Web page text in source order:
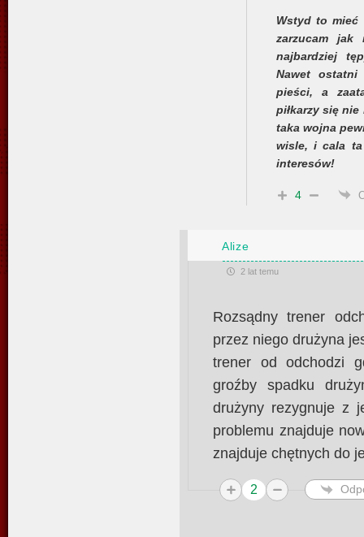
Wstyd to mieć
zarzucam jak
najbardziej
Nawet ostatni
pieści, a
piłkarzy się
taka wojna
wisle, i cala
interesów!
4
Alize
2 lat temu
Rozsądny trener
przez niego drużyna
trener od odchodzi
groźby spadku
drużyny rezygnuje z
problemu znajduje
znajduje chętnych do
2